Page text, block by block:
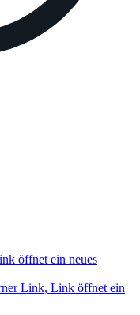
öffnet ein neues
Link, Link öffnet ein